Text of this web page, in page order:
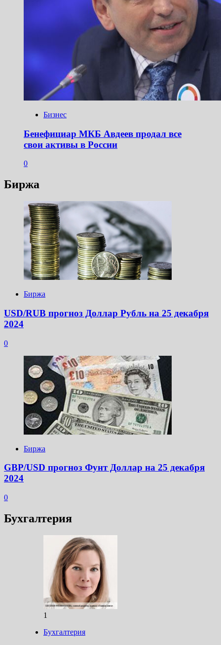
Бизнес
Бенефициар МКБ Авдеев продал все
свои активы в России
0
Биржа
Биржа
USD/RUB прогноз Доллар Рубль на 25 декабря
2024
0
Биржа
GBP/USD прогноз Фунт Доллар на 25 декабря
2024
0
Бухгалтерия
1
Бухгалтерия